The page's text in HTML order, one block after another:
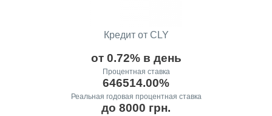
Кредит от CLY
от 0.72% в день
Процентная ставка
646514.00%
Реальная годовая процентная ставка
до 8000 грн.